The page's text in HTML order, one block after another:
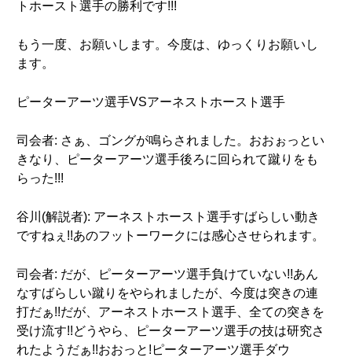
トホースト選手の勝利です!!!
もう一度、お願いします。今度は、ゆっくりお願いし
ます。
ピーターアーツ選手VSアーネストホースト選手
司会者: さぁ、ゴングが鳴らされました。おおぉっとい
きなり、ピーターアーツ選手後ろに回られて蹴りをも
らった!!!
谷川(解説者): アーネストホースト選手すばらしい動き
ですねぇ!!あのフットーワークには感心させられます。
司会者: だが、ピーターアーツ選手負けていない!!あん
なすばらしい蹴りをやられましたが、今度は突きの連
打だぁ!!だが、アーネストホースト選手、全ての突きを
受け流す!!どうやら、ピーターアーツ選手の技は研究さ
れたようだぁ!!おおっと!ピーターアーツ選手ダウ